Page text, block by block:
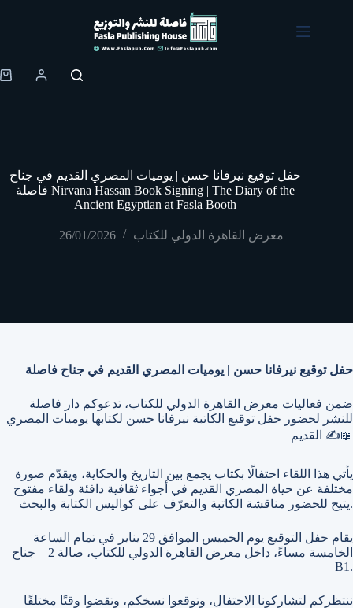
Shopping
حفل توقيع نيرفانا حسن | يوميات المصري القديم في جناح
فاصلة Nirvana Hassan Book Signing | The Diary of the
Ancient Egyptian at Fasla Booth
26/01/2026 معرض القاهرة الدولي للكتاب
حفل توقيع نيرفانا حسن | يوميات المصري القديم في جناح فاصلة
ضمن فعاليات معرض القاهرة الدولي للكتاب، تدعوكم دار فاصلة
للنشر لحضور حفل توقيع الكاتبة نيرفانا حسن لكتابها يوميات المصري
القديم ✍️📖
يأتي هذا اللقاء احتفالًا بكتاب يجمع بين التاريخ والحكاية، ويقدّم صورة
مختلفة عن حياة المصري القديم في أجواء ثقافية دافئة ولقاء مفتوح
يتيح للحضور مناقشة الكاتبة والتعرّف على كواليس الكتابة والبحث.
يقام حفل التوقيع يوم الخميس الموافق 29 يناير في تمام الساعة
الخامسة مساءً، داخل معرض القاهرة الدولي للكتاب، صالة 2 – جناح
B1.
ننتظركم لتشاركونا الاحتفال، وتوقعوا نسخكم، وتقضوا وقتًا مختلفًا